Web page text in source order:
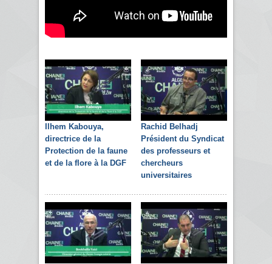
Ilhem Kabouya,
directrice de la
Protection de la faune
et de la flore à la DGF
Rachid Belhadj
Président du Syndicat
des professeurs et
chercheurs
universitaires